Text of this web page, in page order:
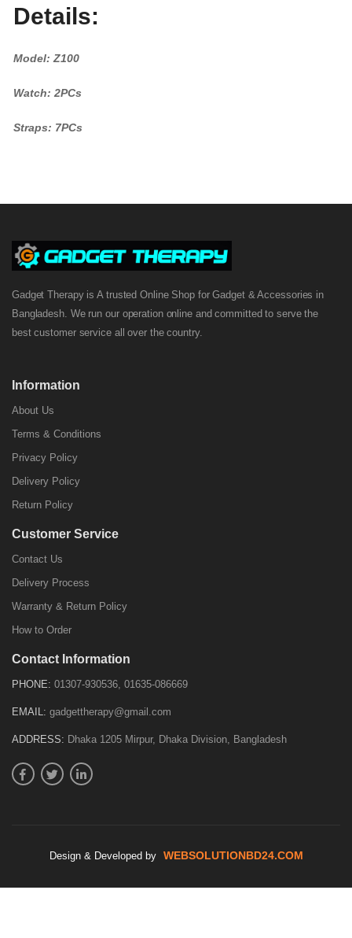
Details:
Model: Z100
Watch: 2PCs
Straps: 7PCs
Gadget Therapy is A trusted Online Shop for Gadget & Accessories in
Bangladesh. We run our operation online and committed to serve the
best customer service all over the country.
Information
About Us
Terms & Conditions
Privacy Policy
Delivery Policy
Return Policy
Customer Service
Contact Us
Delivery Process
Warranty & Return Policy
How to Order
Contact Information
PHONE: 01307-930536, 01635-086669
EMAIL: gadgettherapy@gmail.com
ADDRESS: Dhaka 1205 Mirpur, Dhaka Division, Bangladesh
Design & Developed by WEBSOLUTIONBD24.COM